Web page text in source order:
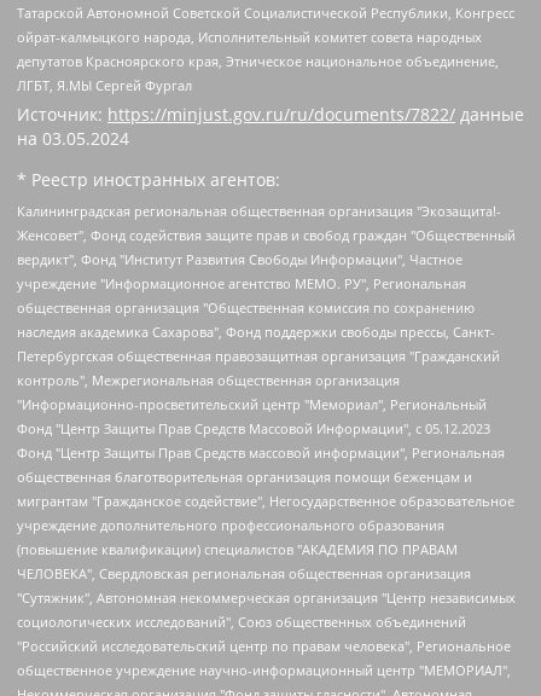
Татарской Автономной Советской Социалистической Республики, Конгресс
ойрат-калмыцкого народа, Исполнительный комитет совета народных
депутатов Красноярского края, Этническое национальное объединение,
ЛГБТ, Я.МЫ Сергей Фургал
Источник: https://minjust.gov.ru/ru/documents/7822/ данные
на 03.05.2024
* Реестр иностранных агентов:
Калининградская региональная общественная организация "Экозащита!-Женсовет", Фонд содействия защите прав и свобод граждан "Общественный вердикт", Фонд "Институт Развития Свободы Информации", Частное учреждение "Информационное агентство МЕМО. РУ", Региональная общественная организация "Общественная комиссия по сохранению наследия академика Сахарова", Фонд поддержки свободы прессы, Санкт-Петербургская общественная правозащитная организация "Гражданский контроль", Межрегиональная общественная организация "Информационно-просветительский центр "Мемориал", Региональный Фонд "Центр Защиты Прав Средств Массовой Информации", с 05.12.2023 Фонд "Центр Защиты Прав Средств массовой информации", Региональная общественная благотворительная организация помощи беженцам и мигрантам "Гражданское содействие", Негосударственное образовательное учреждение дополнительного профессионального образования (повышение квалификации) специалистов "АКАДЕМИЯ ПО ПРАВАМ ЧЕЛОВЕКА", Свердловская региональная общественная организация "Сутяжник", Автономная некоммерческая организация "Центр независимых социологических исследований", Союз общественных объединений "Российский исследовательский центр по правам человека", Региональное общественное учреждение научно-информационный центр "МЕМОРИАЛ", Некоммерческая организация "Фонд защиты гласности", Автономная некоммерческая организация "Институт прав человека", Городская общественная организация "Екатеринбургское общество "МЕМОРИАЛ", Городская общественная организация "Рязанское историко-просветительское и правозащитное общество "Мемориал" (Рязанский Мемориал), Челябинский региональный орган общественной самодеятельности – женское общественное объединение "Женщины Евразии", Челябинский региональный орган общественной самодеятельности "Уральская правозащитная группа", Фонд содействия защите здоровья и социальной справедливости имени Андрея Рылькова, Автономная Некоммерческая Организация "Аналитический Центр Юрия Левады", Автономная некоммерческая организация социальной поддержки населения "Проект Апрель", Региональная общественная организация помощи женщинам и детям, находящимся в кризисной ситуации "Информационно-методический центр "Анна", Фонд содействия развитию массовых коммуникаций и правовому просвещению "Так-так-Так", Фонд содействия устойчивому развитию "Серебряная тайга", Свердловский региональный общественный фонд социальных проектов "Новое время", "Idel.Реалии", Кавказ.Реалии, Крым.Реалии, Телеканал Настоящее Время, Татаро-башкирская служба Радио Свобода (Azatliq Radiosi), Радио Свободная Европа/Радио Свобода (PCE/PC), "Сибирь.Реалии", "Фактограф", Благотворительный фонд помощи осужденным и их семьям, Автономная некоммерческая организация "Институт глобализации и социальных движений", Фонд "В защиту прав заключенных", Частное учреждение "Центр поддержки и содействия развитию средств массовой информации", Пензенский региональный общественный благотворительный фонд "Гражданский союз", "Север.Реалии", Некоммерческая организация Фонд "Правовая инициатива", Общество с ограниченной ответственностью "Радио Свободная Европа/Радио Свобода", Чешское информационное агентство "MEDIUM-ORIENT", Красноярская региональная общественная организация "Мы против СПИДа", Камалягин Денис Николаевич, Маркелов Сергей Евгеньевич, Пономарев Лев Александрович, Савицкая Людмила Алексеевна, Автономная некоммерческая организация "Центр по работе с проблемой насилия "НАСИЛИЮ.НЕТ", Межрегиональный профессиональный союз работников здравоохранения "Альянс врачей", Юридическое лицо, зарегистрированное в Латвийской Республике, SIA "Medusa Project" (регистрационный номер 40103797863, дата регистрации 10.06.2014), Некоммерческая организация "Фонд по борьбе с коррупцией", Автономная некоммерческая организация "Институт права и публичной политики", Баданин Роман Сергеевич, Гликин Максим Александрович, Железнова Мария Михайловна, Лукьянова Юлия Сергеевна, Маетная Елизавета Витальевна, Маняхин Петр Борисович, Чуракова Ольга Владимировна, Ярош Юлия Петровна, Юридическое лицо "The Insider SIA", зарегистрированное в Риге, Латвийская Республика (дата регистрации 26.06.2015), являющееся администратором доменного имени интернет-издания "The Insider SIA", https://theins.ru, Постернак Алексей Евгеньевич, Рубин Михаил Аркадьевич, Анин Роман Александрович, Юридическое лицо Istories fonds, зарегистрированное в Латвийской Республике (регистрационный номер 50008295751, дата регистрации 24.02.2020), Великовский Дмитрий Александрович, Долинина Ирина Николаевна, Мароховская Алеся Алексеевна, Шлейнов Роман Юрьевич, Шмагун Олеся Валентиновна, Общество с ограниченной ответственностью "Альтаир 2021", Общество с ограниченной ответственностью "Вега 2021", Общество с ограниченной ответственностью "Главный редактор 2021", Общество с ограниченной ответственностью "Ромашки монолит", Важенков Артем Валерьевич, Ивановская областная общественная организация "Центр гендерных исследований", Гурман Юрий Альбертович, Медиапроект "ОВД-Инфо", Егоров Владимир Владимирович, Жилинский Владимир Александрович, Общество с ограниченной ответственностью "ЗП", Иванова София Юрьевна, Карезина Инна Павловна, Кильтау Екатерина Викторовна, Петров Алексей Викторович, Пискунов Сергей Евгеньевич, Смирнов Сергей Сергеевич, Тихонов Михаил Сергеевич, Общество с ограниченной ответственностью "ЖУРНАЛИСТ-ИНОСТРАННЫЙ АГЕНТ", Арапова Галина Юрьевна, Вольтская Татьяна Анатольевна, Американская компания "Mason G.E.S. Anonymous Foundation" (США), являющаяся владельцем интернет-издания https://mnews.world/, Компания "Stichting Bellingcat", зарегистрированная в Нидерландах (дата регистрации 11.07.2018), Захаров Андрей Вячеславович, Клепиковская Екатерина Дмитриевна, Общество с ограниченной ответственностью "МЕМО", Перл Роман Александрович, Симонов Евгений Алексеевич, Соловьева Елена Анатольевна, Сотников Даниил Владимирович, Сурначева Елизавета Дмитриевна, Автономная некоммерческая организация по защите прав человека и информированию населения "Якутия – Наше Мнение", Общество с ограниченной ответственностью "Москоу диджитал медиа", с 26.01.2023 Общество с ограниченной ответственностью "Чайка Белые сады", Ветошкина Валерия Валерьевна, Заговора Максим Александрович, Межрегиональное общественное движение "Российская ЛГБТ - сеть", Оленичев Максим Владимирович, Павлов Иван Юрьевич, Скворцова Елена Сергеевна, Общество с ограниченной ответственностью "Как бы инагент", Кочетков Игорь Викторович, Общество с ограниченной ответственностью "Честные выборы", Еланчик Олег Александрович, Общество с ограниченной ответственностью "Нобелевский призыв", Гималова Регина Эмилевна, Григорьев Андрей Валерьевич, Григорьева Алина Александровна, Ассоциация по содействию защите прав призывников, альтернативнослужащих и военнослужащих "Правозащитная группа "Гражданин.Армия.Право", Хисамова Регина Фаритовна, Автономная некоммерческая организация по реализации социально-правовых программ "Лилит", Дальневосточное общественное движение "Маяк", Санкт-Петербургская ЛГБТ-инициативная группа "Выход", Инициативная группа ЛГБТ+ "Реверс", Алексеев Андрей Викторович, Бекбулатова Таисия Львовна, Беляев Иван Михайлович, Владыкина Елена Сергеевна, Гельман Марат Александрович, Никульшина Вероника Юрьевна, Толоконникова Надежда Андреевна, Шендерович Виктор Анатольевич, Общество с ограниченной ответственностью "Данное сообщение", Общество с ограниченной ответственностью Издательский дом "Новая глава", Айнбиндер Александра Александровна, Московский комьюнити-центр для ЛГБТ+инициатив, Благотворительный фонд развития филантропии, Deutsche Welle (Германия, Kurt-Schumacher-Strasse 3, 53113 Bonn), Борзунова Мария Михайловна, Воробьев Виктор Викторович, Голубева Анна Львовна, Константинова Алла Михайловна, Малкова Ирина Владимировна, Мурадов Мурад Абдулгалимович, Осетинская Елизавета Николаевна, Понасенков Евгений Николаевич, Ганапольский Матвей Юрьевич, Киселев Евгений Алексеевич, Борухович Ирина Григорьевна, Дремин Иван Тимофеевич, Дубровский Дмитрий Викторович, Красноярская региональная общественная организация поддержки и развития альтернативных образовательных технологий и межкультурных коммуникаций "ИНТЕРРА", Маяковская Екатерина Алексеевна, Фейгин Марк Захарович, Филимонов Андрей Викторович, Дзугкоева Регина Николаевна, Доброхотов Роман Александрович, Дудь Юрий Александрович, Елкин Сергей Владимирович, Кругликов Кирилл Игоревич, Сабунаева Мария Леонидовна, Семенов Алексей Владимирович, Шаинян Карен Багратович, Шульман Екатерина Михайловна, Асафьев Артур Валерьевич, Вахштайн Виктор Семенович, Венедиктов Алексей Алексеевич, Лушникова Екатерина Евгеньевна, Волков Леонид Михайлович, Невзоров Александр Глебович, Пархоменко Сергей Борисович, Сироткин Ярослав Николаевич, Кара-Мурза Владимир Владимирович, Баранова Наталья Владимировна, Гозман Леонид Яковлевич, Кагарлицкий Борис Юльевич, Климарев Михаил Валерьевич, Милов Владимир Станиславович, Автономная некоммерческая организация Краснодарский центр современного искусства "Типография", Моргенштерн Алишер Тагирович, Соболь Любовь Эдуардовна, Общество с ограниченной ответственностью "ЛИЗА НОРМ", Каспаров Гарри Кимович, Ходорковский Михаил Борисович, Общество с ограниченной ответственностью "Апрельские тезисы", Данилович Ирина Брониславовна, Кашин Олег Владимирович, Петров Николай Владимирович, Пивоваров Алексей Владимирович, Соколов Михаил Владимирович, Цветкова Юлия Владимировна, Чичваркин Евгений Александрович, Комитет против пыток/Команда против пыток, Общество с ограниченной ответственностью "Первый научный", Общество с ограниченной ответственностью "Вертолет и ко", Белоцерковская Вероника Борисовна, Кац Максим Евгеньевич, Лазарева Татьяна Юрьевна, Шаведдинов Руслан Табризович, Яшин Илья Валерьевич, Общество с ограниченной ответственностью "Иноагент ААВ", Алешковский Дмитрий Петрович, Альбац Евгения Марковна, Быков Дмитрий Львович, Галямина Юлия Евгеньевна, Лойко Сергей Леонидович, Мартынов Кирилл Константинович, Медведев Сергей Александрович, Крашенинников Федор Геннадиевич, Гордеева Катерина Вл